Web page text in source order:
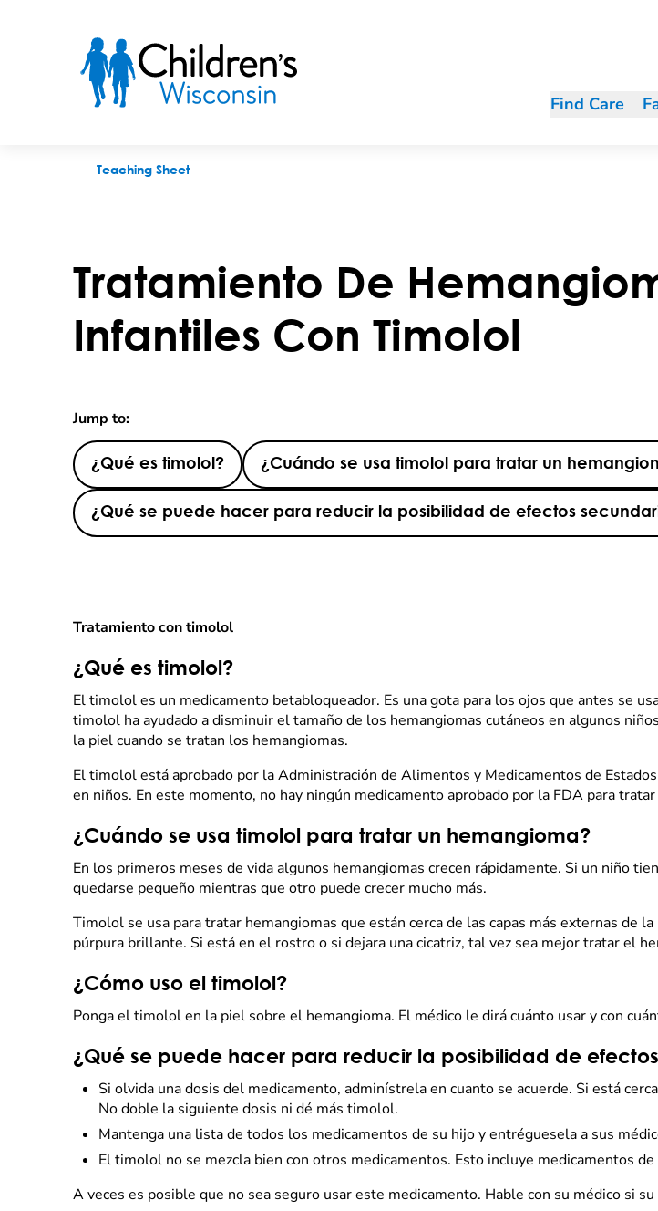
Find Care
Teaching Sheet
Tratamiento De
Infantiles Con Timolol
Jump to:
¿Qué es timolol? ¿Cuándo se usa timolol para tratar un
¿Qué se puede hacer para reducir la posibilidad de efectos
Tratamiento con timolol
¿Qué es timolol?
El timolol es un medicamento betabloqueador. Es una gota para los ojos que antes se
timolol ha ayudado a disminuir el tamaño de los hemangiomas cutáneos en algunos
la piel cuando se tratan los hemangiomas.
El timolol está aprobado por la Administración de Alimentos y Medicamentos de
en niños. En este momento, no hay ningún medicamento aprobado por la FDA para
¿Cuándo se usa timolol para tratar un hemangioma?
En los primeros meses de vida algunos hemangiomas crecen rápidamente. Si un niño
quedarse pequeño mientras que otro puede crecer mucho más.
Timolol se usa para tratar hemangiomas que están cerca de las capas más externas de
púrpura brillante. Si está en el rostro o si dejara una cicatriz, tal vez sea mejor tratar el
¿Cómo uso el timolol?
Ponga el timolol en la piel sobre el hemangioma. El médico le dirá cuánto usar y con
¿Qué se puede hacer para reducir la posibilidad de
Si olvida una dosis del medicamento, adminístrela en cuanto se acuerde. Si está
No doble la siguiente dosis ni dé más timolol.
Mantenga una lista de todos los medicamentos de su hijo y entréguesela a sus
El timolol no se mezcla bien con otros medicamentos. Esto incluye medicamentos
A veces es posible que no sea seguro usar este medicamento. Hable con su médico si su